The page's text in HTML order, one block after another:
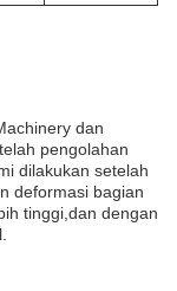
dan
pengolahan
dilakukan setelah
deformasi bagian
tinggi,dan dengan